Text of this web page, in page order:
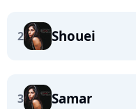
2 Shouei
3 Samar